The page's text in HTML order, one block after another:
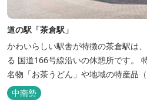
道の駅「茶倉駅」
かわいらしい駅舎が特徴の茶倉駅は
る 国道166号線沿いの休憩所です。 特産の深蒸し煎茶を練り込んだ
名物「お茶うどん」や地域の特産品
吊り橋をわたれば宿泊施設のエバーグレ
チオシ名物】 ・味噌カツ丼…地元産
中南勢